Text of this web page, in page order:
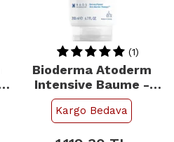
(1)
Bioderma Atoderm
Intensive Baume -
Atopi Eğilimli Cilt İçin
Nemlendirici 200ml
Kargo Bedava